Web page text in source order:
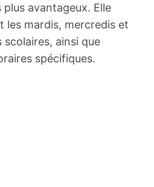
avantageux. Elle
les mardis, mercredis et
scolaires, ainsi que
spécifiques.